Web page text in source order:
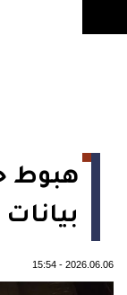
هبوط
2026.06.06
-
15:54